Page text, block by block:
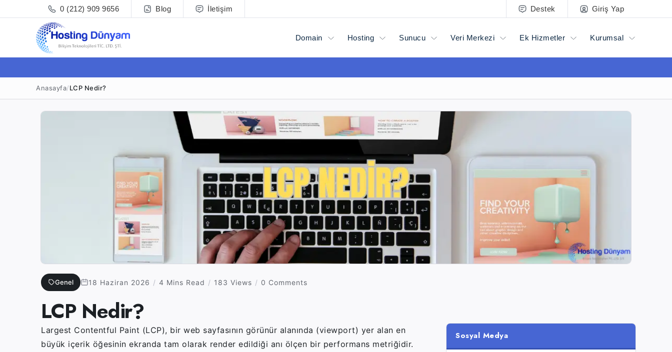
0 (212) 909 9656 Blog İletişim Destek Giriş Yap
Domain Hosting Sunucu Veri Merkezi Ek Hizmetler Kurumsal
Anasayfa/LCP Nedir?
Genel 18 Haziran 2026 4 Mins Read 183 Views 0 Comments
LCP Nedir?
Largest Contentful Paint (LCP), bir web sayfasının görünür alanında (viewport) yer alan en
büyük içerik öğesinin ekranda tam olarak render edildiği anı ölçen bir performans metriğidir.
Sosyal Medya